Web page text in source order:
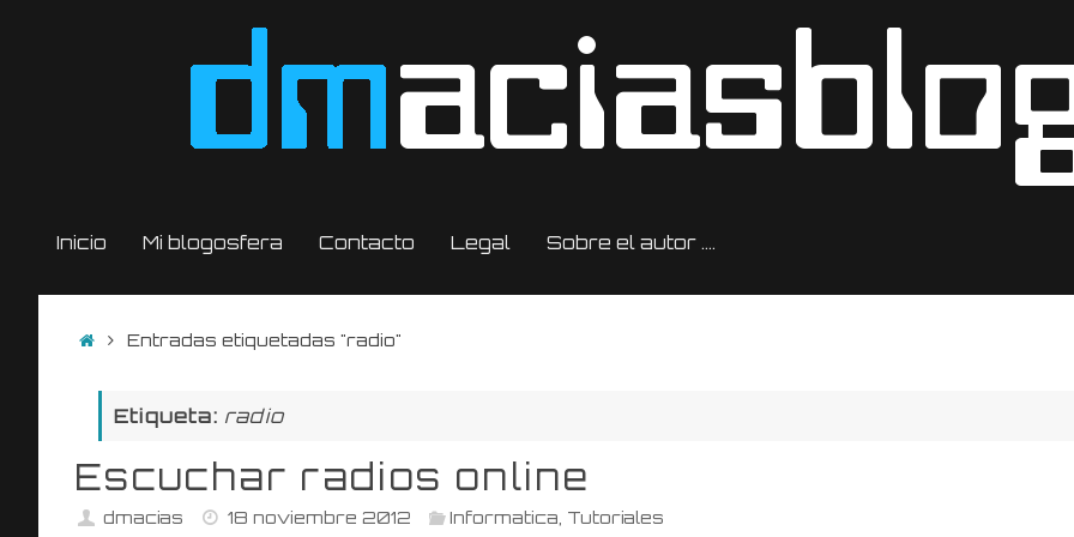
Inicio Mi blogosfera Contacto Legal Sobre el autor ….
InicioEntradas etiquetadas "radio"
Etiqueta: radio
Escuchar radios online
dmacias 18 noviembre 2012 Informatica Tutoriales